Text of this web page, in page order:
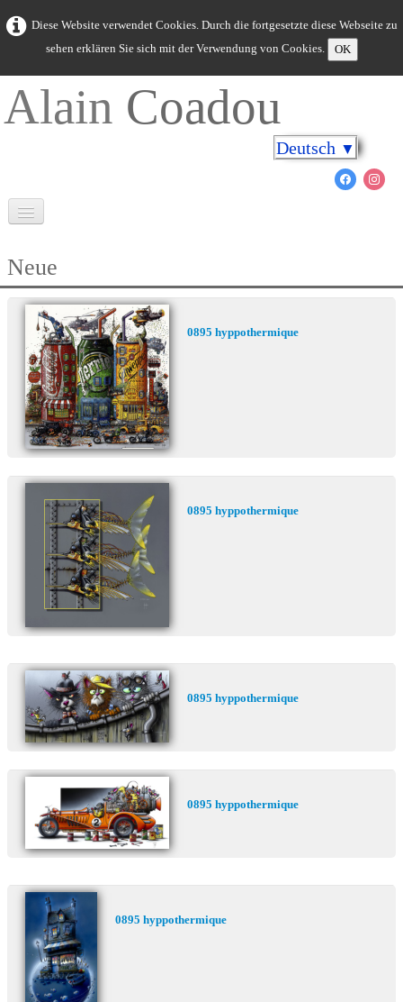
Diese Website verwendet Cookies. Durch die fortgesetzte diese Webseite zu
sehen erklären Sie sich mit der Verwendung von Cookies.
OK
Alain Coadou
Deutsch ▼
Bretagne in Farben
Kap an den Ufern
Meerestiere
Neue
Commander
Kontakt Galerie
Neue
0895 hyppothermique
0895 hyppothermique
0895 hyppothermique
0895 hyppothermique
0895 hyppothermique